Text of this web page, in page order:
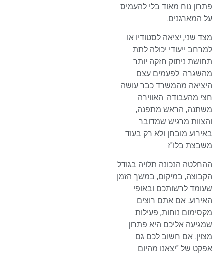
פתרון נוח מאוד בלי להעמיס
על המארגנים.
מצד שני, יציאה לסטודיו או
למרחב ייעודי יכולה לתת
תחושת ניתוק חזקה יותר
מהשגרה. לפעמים עצם
היציאה מהמשרד כבר עושה
חצי מהעבודה. האווירה
משתנה, הראש מתפנה,
והצוות מרגיש שמדובר
באירוע מובחן ולא רק בעוד
משבצת בלו"ז.
ההחלטה הנכונה תלויה בגודל
הקבוצה, במיקום, במשך הזמן
שעומד לרשותכם ובאופי
האירוע. אם אתם רוצים
מקסימום נוחות, פעילות
שמגיעה אליכם היא פתרון
מצוין. אם חשוב לכם גם
אפקט של "יצאנו מהיום